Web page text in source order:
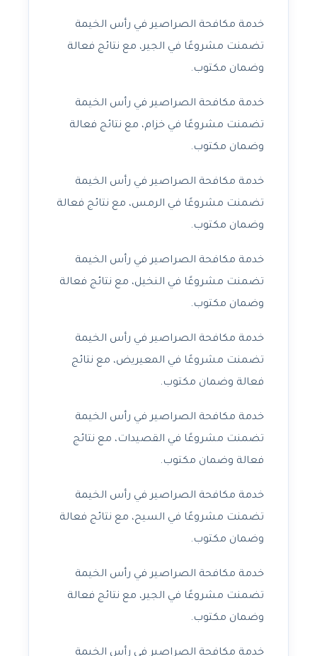
خدمة مكافحة الصراصير في رأس الخيمة
تضمنت مشروعًا في الجير، مع نتائج فعالة
وضمان مكتوب.
خدمة مكافحة الصراصير في رأس الخيمة
تضمنت مشروعًا في خزام، مع نتائج فعالة
وضمان مكتوب.
خدمة مكافحة الصراصير في رأس الخيمة
تضمنت مشروعًا في الرمس، مع نتائج فعالة
وضمان مكتوب.
خدمة مكافحة الصراصير في رأس الخيمة
تضمنت مشروعًا في النخيل، مع نتائج فعالة
وضمان مكتوب.
خدمة مكافحة الصراصير في رأس الخيمة
تضمنت مشروعًا في المعيريض، مع نتائج
فعالة وضمان مكتوب.
خدمة مكافحة الصراصير في رأس الخيمة
تضمنت مشروعًا في القصيدات، مع نتائج
فعالة وضمان مكتوب.
خدمة مكافحة الصراصير في رأس الخيمة
تضمنت مشروعًا في السيح، مع نتائج فعالة
وضمان مكتوب.
خدمة مكافحة الصراصير في رأس الخيمة
تضمنت مشروعًا في الجير، مع نتائج فعالة
وضمان مكتوب.
خدمة مكافحة الصراصير في رأس الخيمة